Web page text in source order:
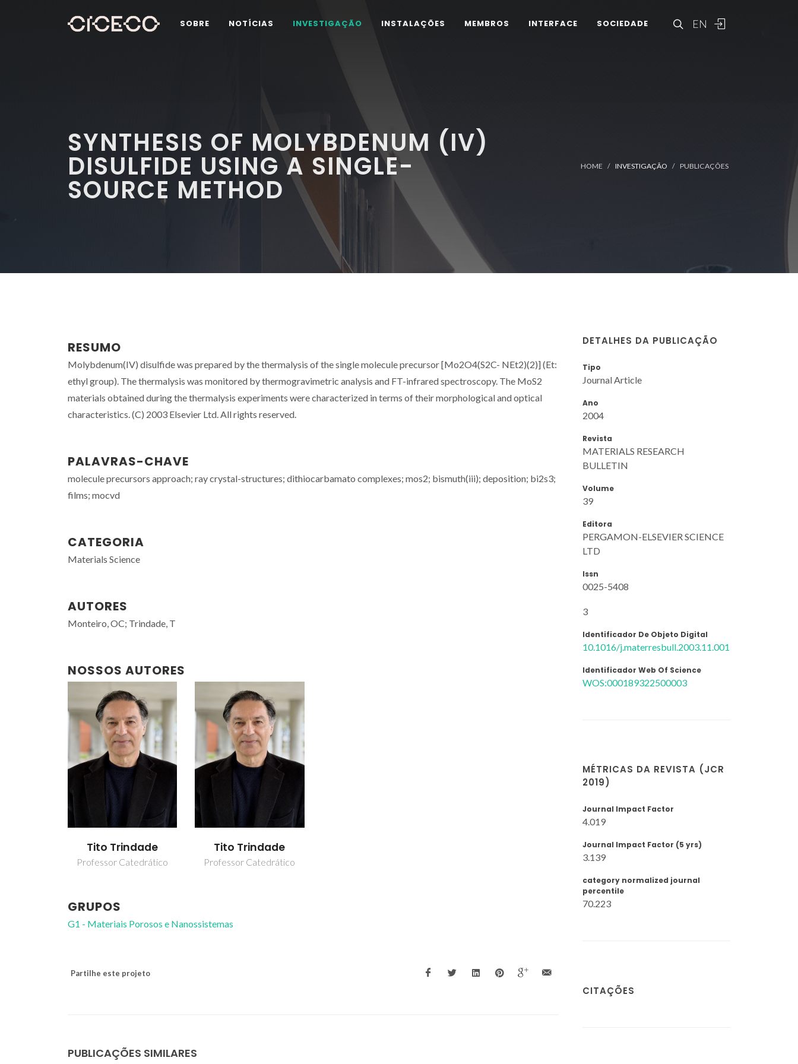
EN
SOBRE NOTÍCIAS INVESTIGAÇÃO INSTALAÇÕES MEMBROS INTERFACE SOCIEDADE
SYNTHESIS OF MOLYBDENUM (IV)
DISULFIDE USING A SINGLE-
SOURCE METHOD
HOME INVESTIGAÇÃO PUBLICAÇÕES
RESUMO
Molybdenum(IV) disulfide was prepared by the thermalysis of the single molecule precursor [Mo2O4(S2C- NEt2)(2)] (Et:
ethyl group). The thermalysis was monitored by thermogravimetric analysis and FT-infrared spectroscopy. The MoS2
materials obtained during the thermalysis experiments were characterized in terms of their morphological and optical
characteristics. (C) 2003 Elsevier Ltd. All rights reserved.
PALAVRAS-CHAVE
molecule precursors approach; ray crystal-structures; dithiocarbamato complexes; mos2; bismuth(iii); deposition; bi2s3;
films; mocvd
CATEGORIA
Materials Science
AUTORES
Monteiro, OC; Trindade, T
NOSSOS AUTORES
Tito Trindade
Professor Catedrático
Tito Trindade
Professor Catedrático
GRUPOS
G1 - Materiais Porosos e Nanossistemas
Partilhe este projeto
PUBLICAÇÕES SIMILARES
DETALHES DA PUBLICAÇÃO
Tipo
Journal Article
Ano
2004
Revista
MATERIALS RESEARCH
BULLETIN
Volume
39
Editora
PERGAMON-ELSEVIER SCIENCE
LTD
Issn
0025-5408
3
Identificador De Objeto Digital
10.1016/j.materresbull.2003.11.001
Identificador Web Of Science
WOS:000189322500003
MÉTRICAS DA REVISTA (JCR
2019)
Journal Impact Factor
4.019
Journal Impact Factor (5 yrs)
3.139
category normalized journal
percentile
70.223
CITAÇÕES